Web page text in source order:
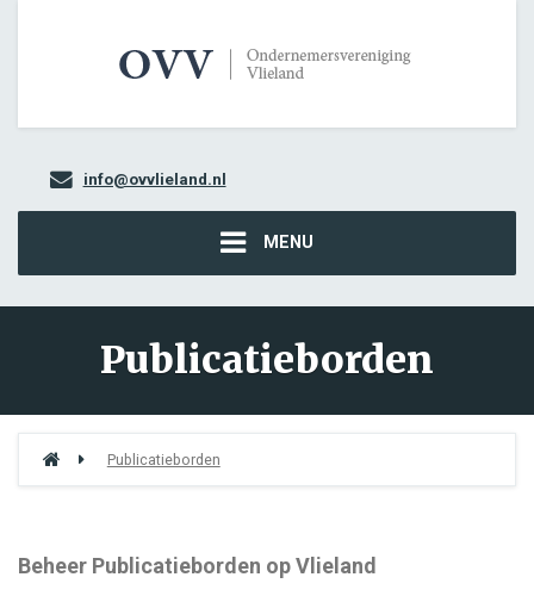
info@ovvlieland.nl
MENU
Publicatieborden
Publicatieborden
Beheer Publicatieborden op Vlieland